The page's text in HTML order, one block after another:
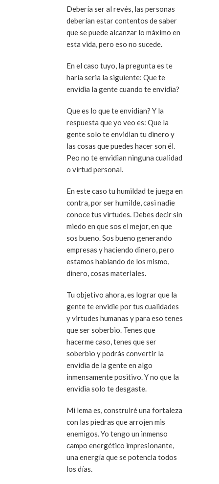
Debería ser al revés, las personas
deberían estar contentos de saber
que se puede alcanzar lo máximo en
esta vida, pero eso no sucede.
En el caso tuyo, la pregunta es te
haría seria la siguiente: Que te
envidia la gente cuando te envidia?
Que es lo que te envidian? Y la
respuesta que yo veo es: Que la
gente solo te envidian tu dinero y
las cosas que puedes hacer son él.
Peo no te envidian ninguna cualidad
o virtud personal.
En este caso tu humildad te juega en
contra, por ser humilde, casi nadie
conoce tus virtudes. Debes decir sin
miedo en que sos el mejor, en que
sos bueno. Sos bueno generando
empresas y haciendo dinero, pero
estamos hablando de los mismo,
dinero, cosas materiales.
Tu objetivo ahora, es lograr que la
gente te envidie por tus cualidades
y virtudes humanas y para eso tenes
que ser soberbio. Tenes que
hacerme caso, tenes que ser
soberbio y podrás convertir la
envidia de la gente en algo
inmensamente positivo. Y no que la
envidia solo te desgaste.
Mi lema es, construiré una fortaleza
con las piedras que arrojen mis
enemigos. Yo tengo un inmenso
campo energético impresionante,
una energía que se potencia todos
los días.